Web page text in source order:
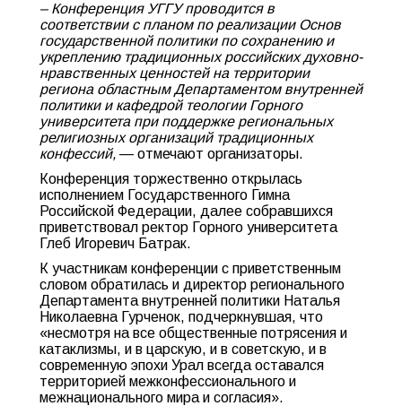
– Конференция УГГУ проводится в
соответствии с планом по реализации Основ
государственной политики по сохранению и
укреплению традиционных российских духовно-
нравственных ценностей на территории
региона областным Департаментом внутренней
политики и кафедрой теологии Горного
университета при поддержке региональных
религиозных организаций традиционных
конфессий, — отмечают организаторы.
Конференция торжественно открылась
исполнением Государственного Гимна
Российской Федерации, далее собравшихся
приветствовал ректор Горного университета
Глеб Игоревич Батрак.
К участникам конференции с приветственным
словом обратилась и директор регионального
Департамента внутренней политики Наталья
Николаевна Гурченок, подчеркнувшая, что
«несмотря на все общественные потрясения и
катаклизмы, и в царскую, и в советскую, и в
современную эпохи Урал всегда оставался
территорией межконфессионального и
межнационального мира и согласия».